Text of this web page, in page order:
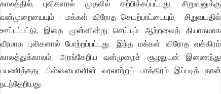
காலத்தில், புலிகளால் முதலில் கற்பிக்கப்பட்டது. சிறுவனுக்கு
வன்முறையையும் - மக்கள் விரோத செயற்பாட்டையும், சிறுவயதில்
ஊட்டப்பட்டு, இதை முன்னின்று செய்யும் ஆற்றலைத் தியாகமாக
வீரமாக புலிகளால் போற்றப்பட்டது. இந்த மக்கள் விரோத வக்கிரம்
காலத்துக்காலம், அரங்கேறிய வன்முறைச் சூழலுடன் இணைந்து
பயணித்தது. பிள்ளையானின் வரலாற்றுப் பாத்திரம் இப்படித் தான்
நடந்தேறியது.